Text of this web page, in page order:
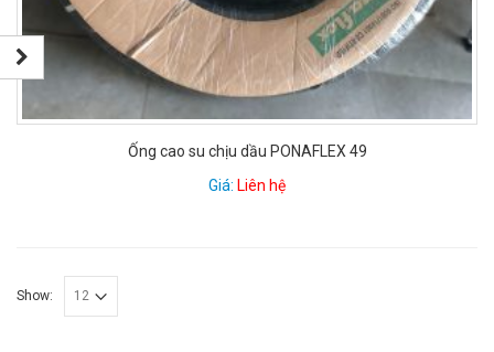
Ống cao su chịu dầu PONAFLEX 49
Giá: Liên hệ
Show: